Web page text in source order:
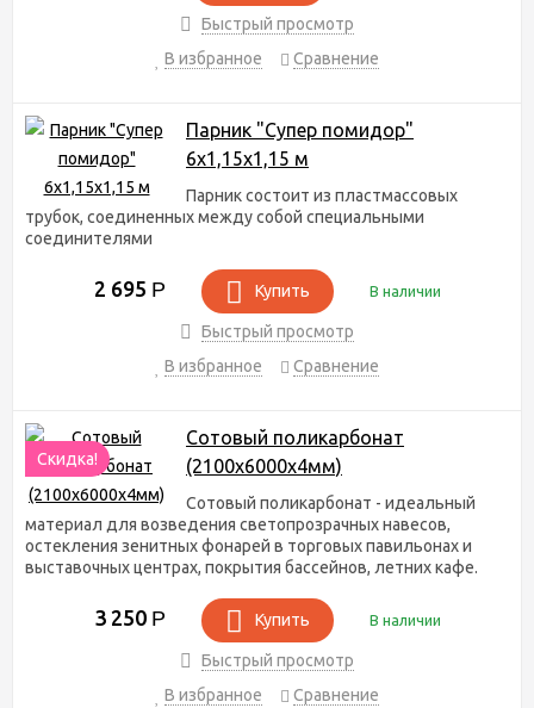
Быстрый просмотр
В избранное
Сравнение
Парник "Супер помидор"
6х1,15х1,15 м
Парник состоит из пластмассовых
трубок, соединенных между собой специальными
соединителями
2 695 Р Купить В наличии
Быстрый просмотр
В избранное
Сравнение
Скидка!
Сотовый поликарбонат
(2100х6000х4мм)
Сотовый поликарбонат - идеальный
материал для возведения светопрозрачных навесов,
остекления зенитных фонарей в торговых павильонах и
выставочных центрах, покрытия бассейнов, летних кафе.
3 250 Р Купить В наличии
Быстрый просмотр
В избранное
Сравнение